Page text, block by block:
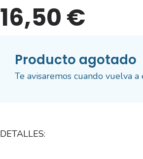
16,50 €
Producto agotado
Te avisaremos cuando vuelva
DETALLES: